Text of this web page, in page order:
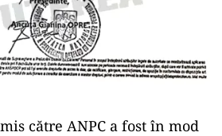
către ANPC a fost în mod